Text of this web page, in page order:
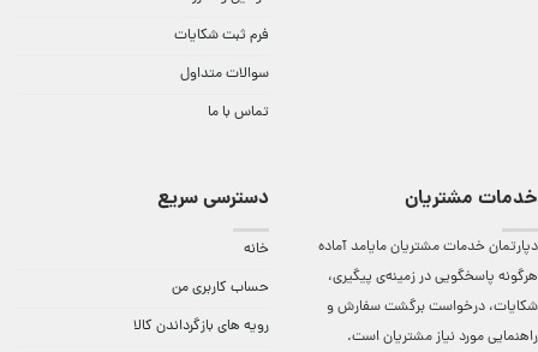
فرم ثبت شکایات
سوالات متداول
تماس با ما
خدمات مشتریان
دپارتمان خدمات مشتریان مایامد آماده
هرگونه پاسخگویی در زمینه‌ی پیگیری،
شکایات، درخواست برگشت سفارش و
راهنمایی مورد نیاز مشتریان است.
دسترسی سریع
خانه
حساب کاربری من
رویه های بازگرداندن کالا